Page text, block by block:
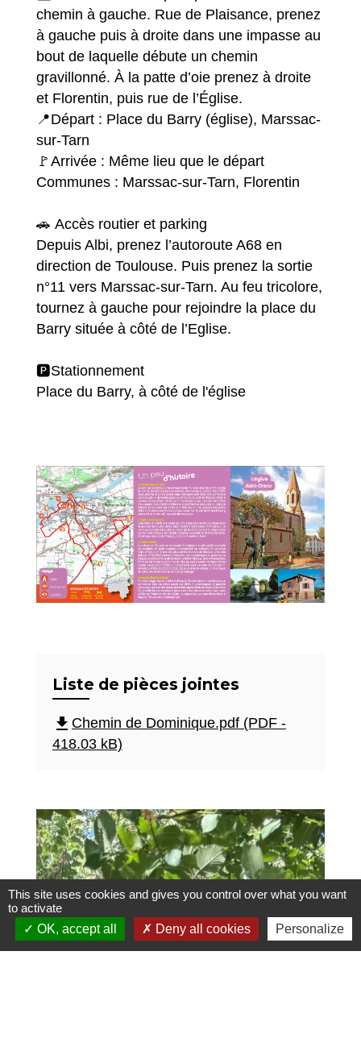
chemin à gauche. Rue de Plaisance, prenez
à gauche puis à droite dans une impasse au
bout de laquelle débute un chemin
gravillonné. À la patte d’oie prenez à droite
et Florentin, puis rue de l’Église.
📍Départ : Place du Barry (église), Marssac-
sur-Tarn
🚩Arrivée : Même lieu que le départ
Communes : Marssac-sur-Tarn, Florentin
🚗 Accès routier et parking
Depuis Albi, prenez l’autoroute A68 en
direction de Toulouse. Puis prenez la sortie
n°11 vers Marssac-sur-Tarn. Au feu tricolore,
tournez à gauche pour rejoindre la place du
Barry située à côté de l’Eglise.
🅿️Stationnement
Place du Barry, à côté de l'église
Liste de pièces jointes
file_download Chemin de Dominique.pdf (PDF -
418.03 kB)
This site uses cookies and gives you control over what you want
to activate
OK, accept all
Deny all cookies Personalize